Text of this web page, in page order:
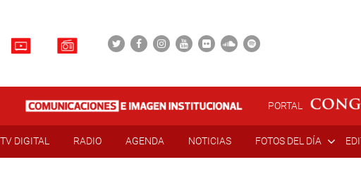
PORTAL
TV DIGITAL RADIO AGENDA NOTICIAS FOTOS DEL DÍA